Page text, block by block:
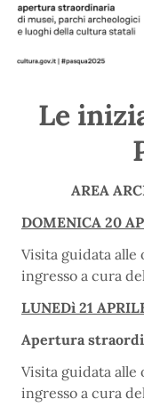
Le
AREA
DOMENICA 20
Visita guidata alle
ingresso a cura
LUNEDì 21
Apertura
Visita guidata alle
ingresso a cura